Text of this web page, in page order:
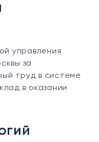
управления
за
труд в системе
в оказании